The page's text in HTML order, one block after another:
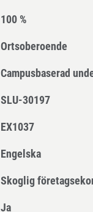
100 %
Ortsoberoende
Campusbaserad
SLU-30197
EX1037
Engelska
Skoglig
Ja